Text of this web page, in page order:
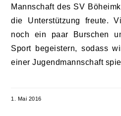
Mannschaft des SV
die Unterstützung freute.
noch ein paar Burschen
Sport begeistern, sodass
einer Jugendmannschaft
1. Mai 2016